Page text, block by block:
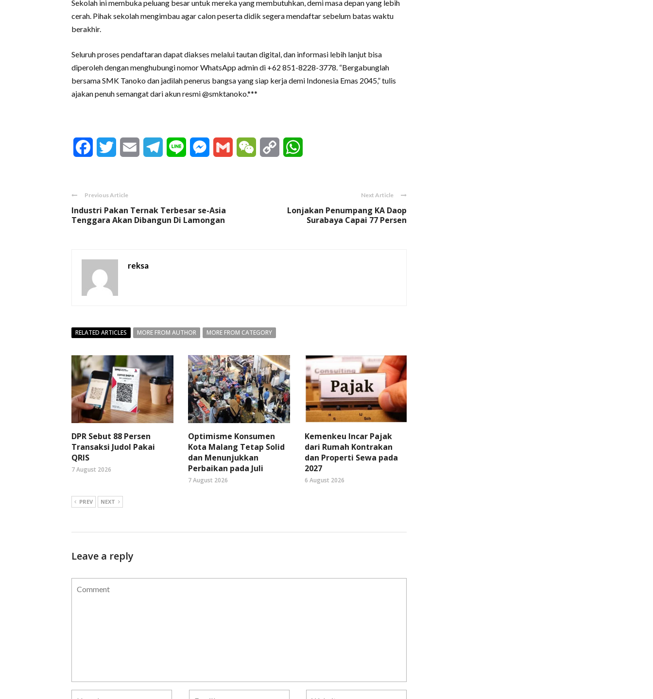
Sekolah ini membuka peluang besar untuk mereka yang membutuhkan, demi masa depan yang lebih
cerah. Pihak sekolah mengimbau agar calon peserta didik segera mendaftar sebelum batas waktu
berakhir.
Seluruh proses pendaftaran dapat diakses melalui tautan digital, dan informasi lebih lanjut bisa
diperoleh dengan menghubungi nomor WhatsApp admin di +62 851-8228-3778. “Bergabunglah
bersama SMK Tanoko dan jadilah penerus bangsa yang siap kerja demi Indonesia Emas 2045,” tulis
ajakan penuh semangat dari akun resmi @smktanoko.***
FacebookTwitter Email Telegram
Line Messenger
Gmail WeChat Copy
Previous Article
Industri Pakan Ternak Terbesar se-Asia
Tenggara Akan Dibangun Di Lamongan
Next Article
Lonjakan Penumpang KA Daop
Surabaya Capai 77 Persen
reksa
RELATED ARTICLES MORE FROM AUTHOR MORE FROM CATEGORY
DPR Sebut 88 Persen
Transaksi Judol Pakai
QRIS
7 August 2026
Optimisme Konsumen
Kota Malang Tetap Solid
dan Menunjukkan
Perbaikan pada Juli
7 August 2026
Kemenkeu Incar Pajak
dari Rumah Kontrakan
dan Properti Sewa pada
2027
6 August 2026
PREV NEXT
Leave a reply